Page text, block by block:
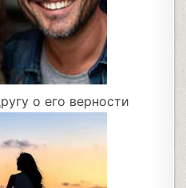
о его верности